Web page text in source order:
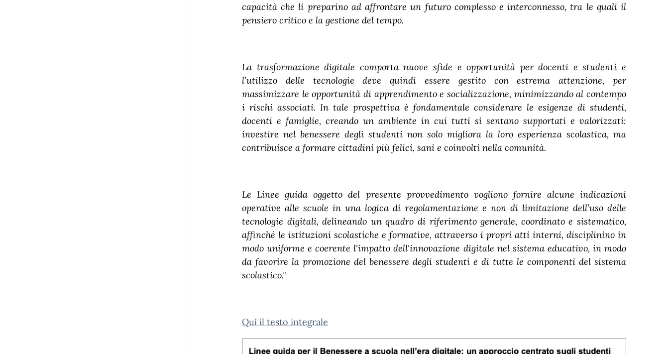
capacità che li preparino ad affrontare un futuro complesso e interconnesso, tra le quali il
pensiero critico e la gestione del tempo.
La trasformazione digitale comporta nuove sfide e opportunità per docenti e studenti e
l’utilizzo delle tecnologie deve quindi essere gestito con estrema attenzione, per
massimizzare le opportunità di apprendimento e socializzazione, minimizzando al contempo
i rischi associati. In tale prospettiva è fondamentale considerare le esigenze di studenti,
docenti e famiglie, creando un ambiente in cui tutti si sentano supportati e valorizzati:
investire nel benessere degli studenti non solo migliora la loro esperienza scolastica, ma
contribuisce a formare cittadini più felici, sani e coinvolti nella comunità.
Le Linee guida oggetto del presente provvedimento vogliono fornire alcune indicazioni
operative alle scuole in una logica di regolamentazione e non di limitazione dell’uso delle
tecnologie digitali, delineando un quadro di riferimento generale, coordinato e sistematico,
affinché le istituzioni scolastiche e formative, attraverso i propri atti interni, disciplinino in
modo uniforme e coerente l'impatto dell'innovazione digitale nel sistema educativo, in modo
da favorire la promozione del benessere degli studenti e di tutte le componenti del sistema
scolastico."
Qui il testo integrale